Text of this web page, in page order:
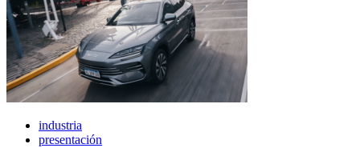
industria
presentación